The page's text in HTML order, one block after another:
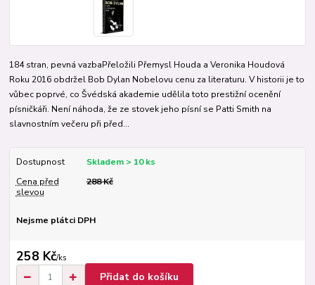
184 stran, pevná vazbaPřeložili Přemysl Houda a Veronika Houdová
Roku 2016 obdržel Bob Dylan Nobelovu cenu za literaturu. V historii je to
vůbec poprvé, co Švédská akademie udělila toto prestižní ocenění
písničkáři. Není náhoda, že ze stovek jeho písní se Patti Smith na
slavnostním večeru při před...
Dostupnost
Skladem > 10 ks
Cena před
slevou
288 Kč
Nejsme plátci DPH
258 Kč/ks
Přidat do košíku